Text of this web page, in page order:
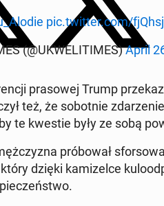
pic.twitter.com/
(@UK­WELITIMES)April
pra­sowej Trump
też, że sobot­nie
te kwestie były ze sobą
próbował
dzięki kamizelce